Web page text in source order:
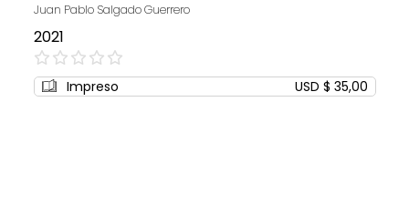
Juan Pablo Salgado Guerrero
2021
0%
Impreso USD $ 35,00